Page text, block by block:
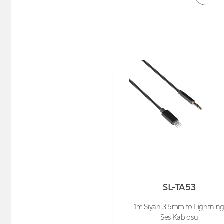
SL-TA53
1m Siyah 3.5mm to
Ses Kablosu